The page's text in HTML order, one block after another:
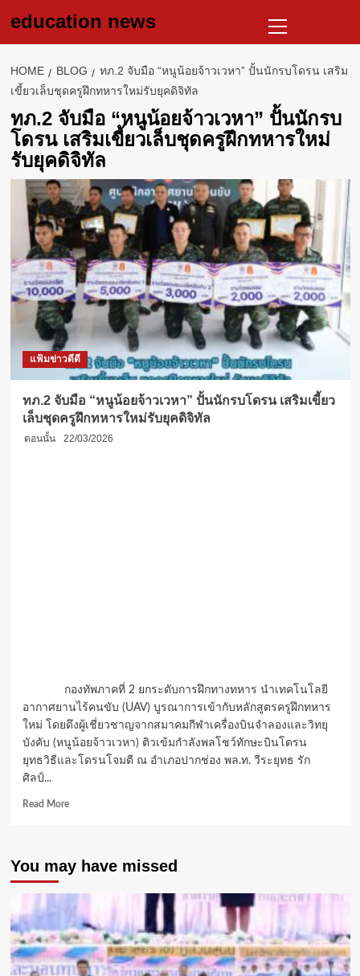
education news
Menu
HOME BLOG
ทภ.2 จับมือ “หนูน้อยจ้าวเวหา” ปั้นนักรบโดรน เสริม
เขี้ยวเล็บชุดครูฝึกทหารใหม่รับยุคดิจิทัล
ทภ.2 จับมือ “หนูน้อยจ้าวเวหา” ปั้นนักรบ
โดรน เสริมเขี้ยวเล็บชุดครูฝึกทหารใหม่
รับยุคดิจิทัล
แฟ้มข่าวดีดี
ทภ.2 จับมือ “หนูน้อยจ้าวเวหา” ปั้นนักรบโดรน เสริมเขี้ยว
เล็บชุดครูฝึกทหารใหม่รับยุคดิจิทัล
ตอนนั้น 22/03/2026
กองทัพภาคที่ 2 ยกระดับการฝึกทางทหาร นำเทคโนโลยี
อากาศยานไร้คนขับ (UAV) บูรณาการเข้ากับหลักสูตรครูฝึกทหาร
ใหม่ โดยดึงผู้เชี่ยวชาญจากสมาคมกีฬาเครื่องบินจำลองและวิทยุ
บังคับ (หนูน้อยจ้าวเวหา) ติวเข้มกำลังพลโชว์ทักษะบินโดรน
ยุทธวิธีและโดรนโจมตี ณ อำเภอปากช่อง พล.ท. วีระยุทธ รัก
ศิลป์...
Read MoreRead
จับ
มือ
“หนู
จ้าว
เวหา”
ปั้น
นักรบ
You may have missed